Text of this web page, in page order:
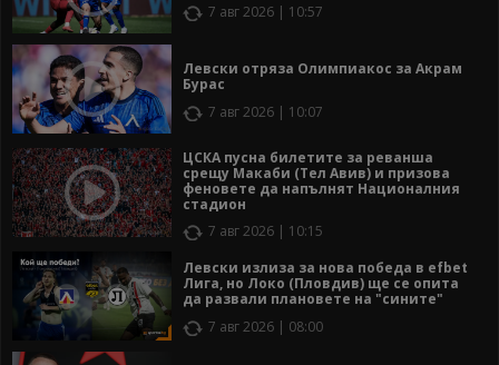
7 авг 2026 | 10:57
Левски отряза Олимпиакос за Акрам
Бурас
7 авг 2026 | 10:07
ЦСКА пусна билетите за реванша
срещу Макаби (Тел Авив) и призова
феновете да напълнят Националния
стадион
7 авг 2026 | 10:15
Левски излиза за нова победа в efbet
Лига, но Локо (Пловдив) ще се опита
да развали плановете на "сините"
7 авг 2026 | 08:00